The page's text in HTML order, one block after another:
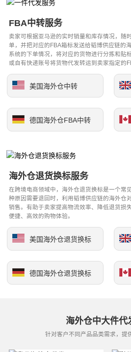
FBA中转服务
卖家可根据亚马逊的实时销量和库存情况，随
单，并把对应的FBA箱标发送给韬博供应链的
系统的下单情况，将对应的货物进行分拣和贴
或自有快递账号将货物代发转运到卖家指定的
美国海外仓中转
德国海外仓FBA中转
海外仓退货换标服务
在跨境电商领域中，海外仓退货换标是一个常
种原因需要退回时，利用韬博供应链的海外仓
销售。有助于卖家提高物流效率、降低退货损
便捷、高效的购物体验。
美国海外仓退货换标
德国海外仓退货换标
海外仓中大件代
针对客户不同产品品类需求，提